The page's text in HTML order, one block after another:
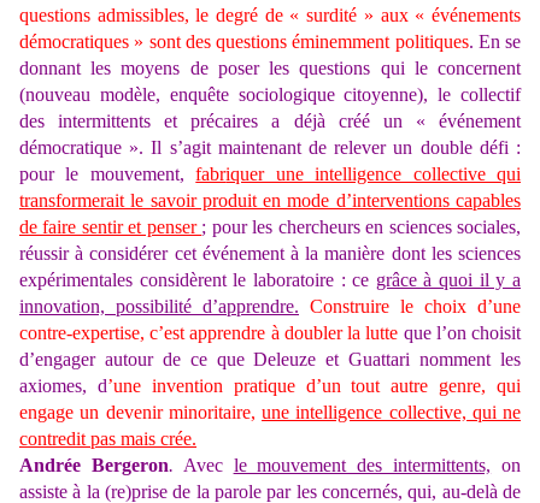
questions admissibles, le degré de « surdité » aux « événements
démocratiques » sont des questions éminemment politiques. En se
donnant les moyens de poser les questions qui le concernent
(nouveau modèle, enquête sociologique citoyenne), le collectif
des intermittents et précaires a déjà créé un « événement
démocratique ». Il s’agit maintenant de relever un double défi :
pour le mouvement,fabriquer une intelligence collective qui
transformerait le savoir produit en mode d’interventions capables
de faire sentir et penser ; pour les chercheurs en sciences sociales,
réussir à considérer cet événement à la manière dont les sciences
expérimentales considèrent le laboratoire : ce grâce à quoi il y a
innovation, possibilité d’apprendre. Construire le choix d’une
contre-expertise, c’est apprendre à doubler la lutte que l’on choisit
d’engager autour de ce que Deleuze et Guattari nomment les
axiomes, d’une invention pratique d’un tout autre genre, qui
engage un devenir minoritaire, une intelligence collective, qui ne
contredit pas mais crée.
Andrée Bergeron. Avec le mouvement des intermittents, on
assiste à la (re)prise de la parole par les concernés, qui, au-delà de